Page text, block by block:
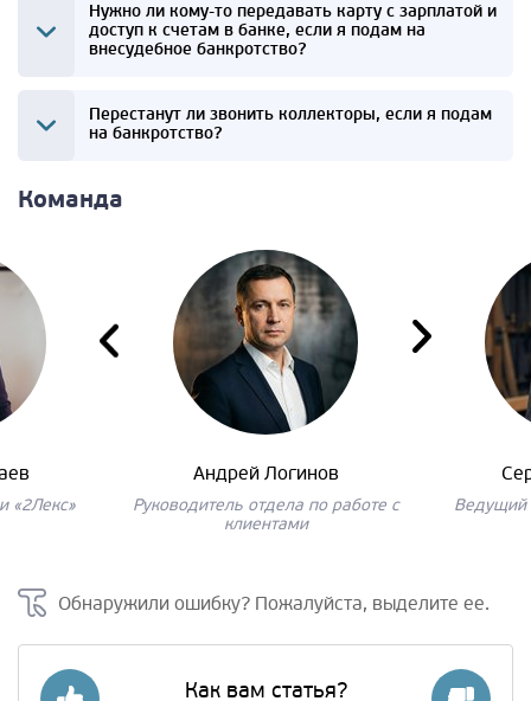
Нужно ли кому-то передавать карту с зарплатой и
доступ к счетам в банке, если я подам на
внесудебное банкротство?
Перестанут ли звонить коллекторы, если я подам
на банкротство?
Команда
«2Лекс»
Андрей Логинов
Руководитель отдела по работе с
клиентами
Ведущий
Обнаружили ошибку? Пожалуйста, выделите ее.
Как вам статья?